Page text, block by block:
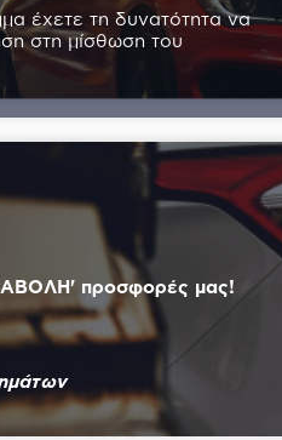
έχετε τη δυνατότητα να
στη μίσθωση του
προσφορές μας!